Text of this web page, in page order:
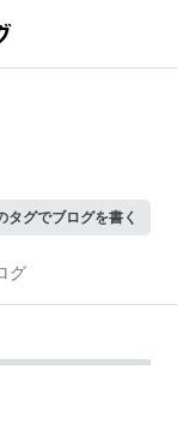
タグでブログを書く
グ